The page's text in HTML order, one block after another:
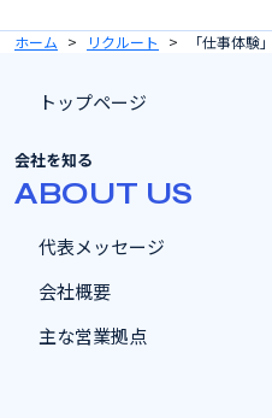
ホーム リクルート 「仕事体験
トップページ
会社を知る
ABOUT US
代表メッセージ
会社概要
主な営業拠点